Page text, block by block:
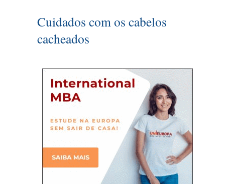
Cuidados com os cabelos
cacheados